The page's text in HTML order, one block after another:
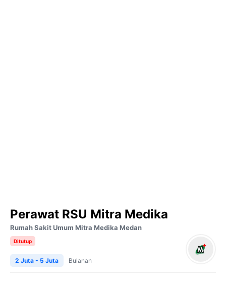
Perawat RSU Mitra Medika
Rumah Sakit Umum Mitra Medika Medan
Ditutup
2 Juta - 5 Juta Bulanan